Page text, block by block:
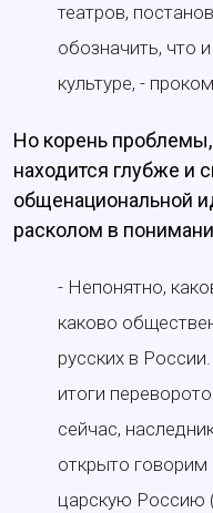
театров,
обозначить, что
культуре, -
Но корень
находится глубже и
общенациональной
расколом в
- Непонятно,
каково
русских в
итоги
сейчас,
открыто
царскую Россию